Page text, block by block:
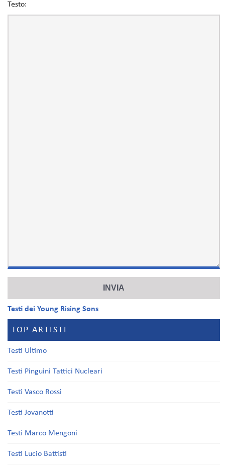
Testo:
Testi dei Young Rising Sons
TOP ARTISTI
Testi Ultimo
Testi Pinguini Tattici Nucleari
Testi Vasco Rossi
Testi Jovanotti
Testi Marco Mengoni
Testi Lucio Battisti